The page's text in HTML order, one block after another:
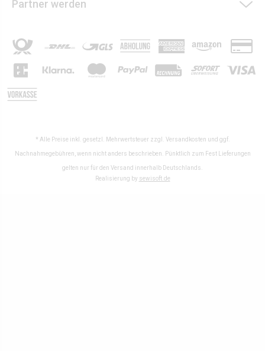
Partner werden
* Alle Preise inkl. gesetzl. Mehrwertsteuer zzgl. Versandkosten und ggf.
Nachnahmegebühren, wenn nicht anders beschrieben. Pünktlich zum Fest Lieferungen
gelten nur für den Versand innerhalb Deutschlands.
Realisierung by sewisoft.de